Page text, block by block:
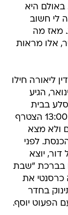
היא
לי חשוב
מאז מה
אלו מראות
ליאורה חילו
בצהרי שבת, 28 בינואר, הגיע
סלע בבית
הכנסת שבו התפללו. בסביבות השעה 13:00 הצטרף
ולא מצא
לפני
יוצא
בברכת "שבת
כרסנטי את
בחדר
הפעוט יוסף.